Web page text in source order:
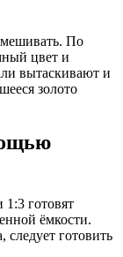
По
цвет и
вытаскивают и
золото
готовят
ёмкости.
готовить